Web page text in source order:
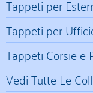
Tappeti per
Tappeti per
Tappeti Corsie e
Vedi Tutte Le